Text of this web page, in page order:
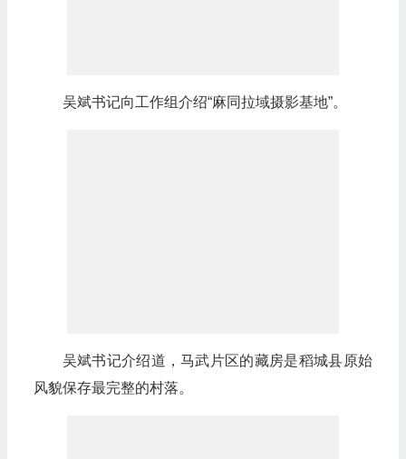
吴斌书记向工作组介绍“麻同拉域摄影基地”。
吴斌书记介绍道，马武片区的藏房是稻城县原始
风貌保存最完整的村落。